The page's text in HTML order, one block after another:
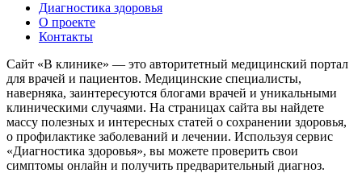
Диагностика здоровья
О проекте
Контакты
Сайт «В клинике» — это авторитетный медицинский портал
для врачей и пациентов. Медицинские специалисты,
наверняка, заинтересуются блогами врачей и уникальными
клиническими случаями. На страницах сайта вы найдете
массу полезных и интересных статей о сохранении здоровья,
о профилактике заболеваний и лечении. Используя сервис
«Диагностика здоровья», вы можете проверить свои
симптомы онлайн и получить предварительный диагноз.